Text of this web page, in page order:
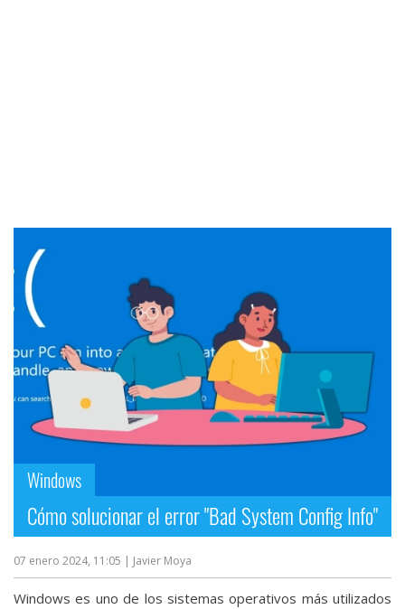
Windows
Cómo solucionar el error "Bad System Config Info"
07 enero 2024, 11:05 | Javier Moya
Windows es uno de los sistemas operativos más utilizados